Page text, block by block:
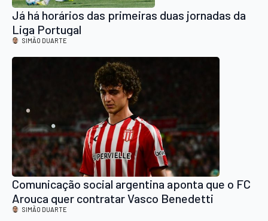
Já há horários das primeiras duas jornadas da
Liga Portugal
SIMÃO DUARTE
Comunicação social argentina aponta que o FC
Arouca quer contratar Vasco Benedetti
SIMÃO DUARTE